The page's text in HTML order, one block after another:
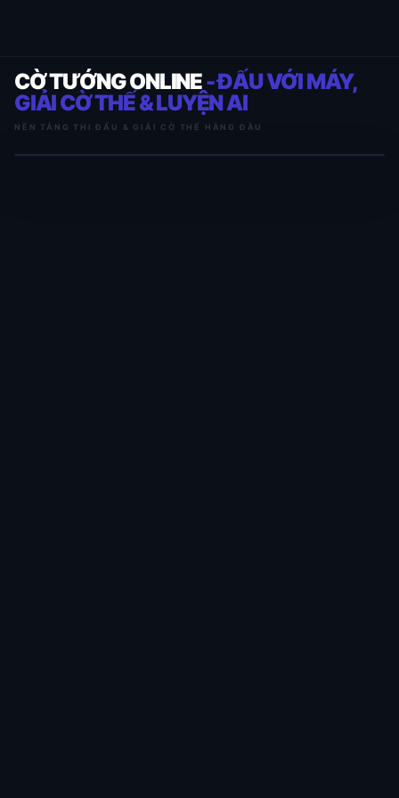
CỜ TƯỚNG ONLINE- ĐẤU VỚI MÁY,
GIẢI CỜ THẾ & LUYỆN AI
NỀN TẢNG THI ĐẤU & GIẢI CỜ THẾ HÀNG ĐẦU